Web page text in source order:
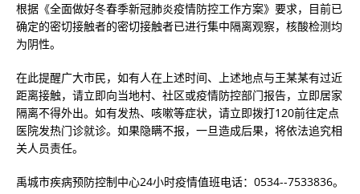
根据《全面做好冬春季新冠肺炎疫情防控工作方案》要求，目前已
确定的密切接触者的密切接触者已进行集中隔离观察，核酸检测均
为阴性。
在此提醒广大市民，如有人在上述时间、上述地点与王某某有过近
距离接触，请立即向当地村、社区或疫情防控部门报告，立即居家
隔离不得外出。如有发热、咳嗽等症状，请立即拨打120前往定点
医院发热门诊就诊。如果隐瞒不报，一旦造成后果，将依法追究相
关人员责任。
禹城市疾病预防控制中心24小时疫情值班电话：0534--7533836。